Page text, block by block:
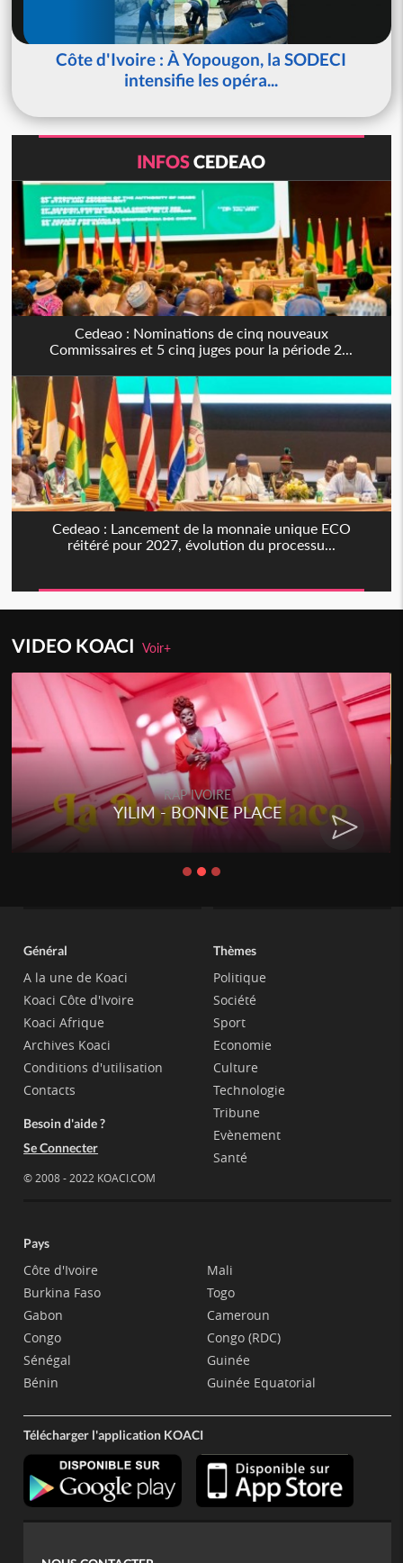
Côte d'Ivoire : À Yopougon, la SODECI
intensifie les opéra...
INFOSCEDEAO
Cedeao : Nominations de cinq nouveaux
Commissaires et 5 cinq juges pour la période 2...
Cedeao : Lancement de la monnaie unique ECO
réitéré pour 2027, évolution du processu...
VIDEO KOACIVoir+
RAP IVOIRE
YILIM - BONNE PLACE
Général
A la une de Koaci
Koaci Côte d'Ivoire
Koaci Afrique
Archives Koaci
Conditions d'utilisation
Contacts
Besoin d'aide ?
Se Connecter
© 2008 - 2022 KOACI.COM
Thèmes
Politique
Société
Sport
Economie
Culture
Technologie
Tribune
Evènement
Santé
Pays
Côte d'Ivoire
Burkina Faso
Gabon
Congo
Sénégal
Bénin
Mali
Togo
Cameroun
Congo (RDC)
Guinée
Guinée Equatorial
Télécharger l'application KOACI